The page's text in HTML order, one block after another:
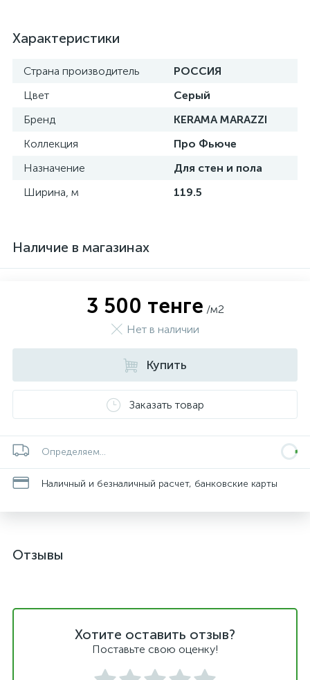
Характеристики
Страна производитель
РОССИЯ
Цвет
Серый
Бренд
KERAMA MARAZZI
Коллекция
Про Фьюче
Назначение
Для стен и пола
Ширина, м
119.5
Наличие в магазинах
3 500 тенге /м2
Нет в наличии
Купить
Заказать товар
Определяем...
Наличный и безналичный расчет, банковские карты
Отзывы
Хотите оставить отзыв?
Поставьте свою оценку!